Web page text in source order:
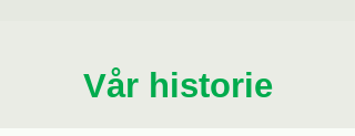
Vår historie